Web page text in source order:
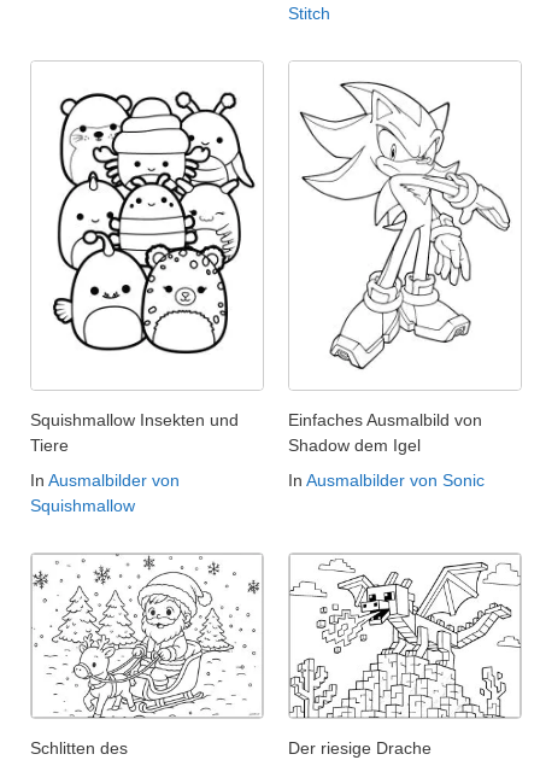
Stitch
Squishmallow Insekten und
Tiere
In Ausmalbilder von
Squishmallow
Einfaches Ausmalbild von
Shadow dem Igel
In Ausmalbilder von Sonic
Schlitten des
Der riesige Drache